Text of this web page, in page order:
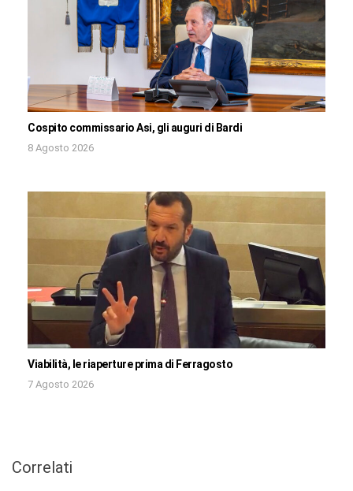
Cospito commissario Asi, gli auguri di Bardi
8 Agosto 2026
Viabilità, le riaperture prima di Ferragosto
7 Agosto 2026
Correlati